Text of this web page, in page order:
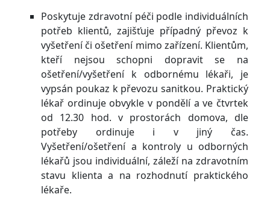
Poskytuje zdravotní péči podle individuálních
potřeb klientů, zajišťuje případný převoz k
vyšetření či ošetření mimo zařízení. Klientům,
kteří nejsou schopni dopravit se na
ošetření/vyšetření k odbornému lékaři, je
vypsán poukaz k převozu sanitkou. Praktický
lékař ordinuje obvykle v pondělí a ve čtvrtek
od 12.30 hod. v prostorách domova, dle
potřeby ordinuje i v jiný čas.
Vyšetření/ošetření a kontroly u odborných
lékařů jsou individuální, záleží na zdravotním
stavu klienta a na rozhodnutí praktického
lékaře.